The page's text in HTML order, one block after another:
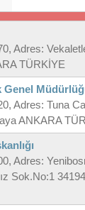
Adres:
TÜRKİYE
Genel
Adres: Tuna
ANKARA
Adres:
Sok.No:1